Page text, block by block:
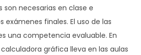
necesarias en clase e
exámenes finales. El uso de las
una competencia evaluable. En
gráfica lleva en las aulas